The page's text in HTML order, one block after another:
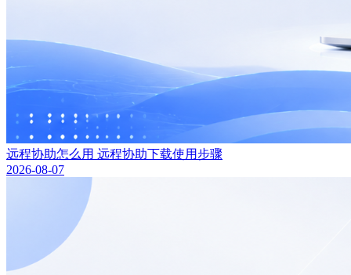
远程协助怎么用 远程协助下载使用步骤
2026-08-07